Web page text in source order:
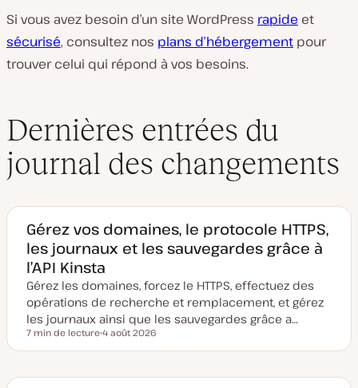
Si vous avez besoin d’un site WordPress rapide et
sécurisé, consultez nos plans d’hébergement pour
trouver celui qui répond à vos besoins.
Dernières entrées du
journal des changements
Gérez vos domaines, le protocole HTTPS,
les journaux et les sauvegardes grâce à
l’API Kinsta
Gérez les domaines, forcez le HTTPS, effectuez des
opérations de recherche et remplacement, et gérez
les journaux ainsi que les sauvegardes grâce a…
Temps de lecture
7 min de lecture
a
e
4 août 2026